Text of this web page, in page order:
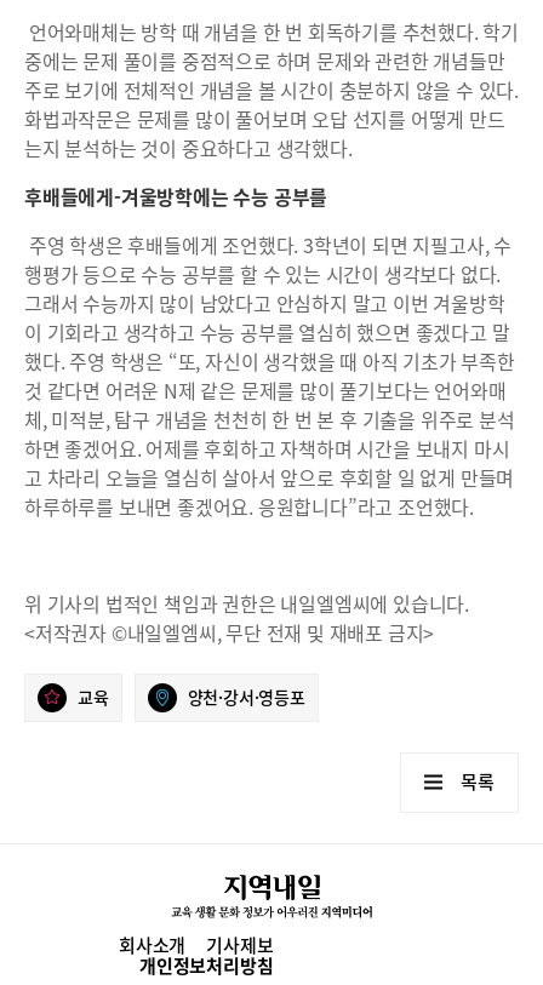
언어와매체는 방학 때 개념을 한 번 회독하기를 추천했다. 학기
중에는 문제 풀이를 중점적으로 하며 문제와 관련한 개념들만
주로 보기에 전체적인 개념을 볼 시간이 충분하지 않을 수 있다.
화법과작문은 문제를 많이 풀어보며 오답 선지를 어떻게 만드
는지 분석하는 것이 중요하다고 생각했다.
후배들에게-겨울방학에는 수능 공부를
주영 학생은 후배들에게 조언했다. 3학년이 되면 지필고사, 수
행평가 등으로 수능 공부를 할 수 있는 시간이 생각보다 없다.
그래서 수능까지 많이 남았다고 안심하지 말고 이번 겨울방학
이 기회라고 생각하고 수능 공부를 열심히 했으면 좋겠다고 말
했다. 주영 학생은 “또, 자신이 생각했을 때 아직 기초가 부족한
것 같다면 어려운 N제 같은 문제를 많이 풀기보다는 언어와매
체, 미적분, 탐구 개념을 천천히 한 번 본 후 기출을 위주로 분석
하면 좋겠어요. 어제를 후회하고 자책하며 시간을 보내지 마시
고 차라리 오늘을 열심히 살아서 앞으로 후회할 일 없게 만들며
하루하루를 보내면 좋겠어요. 응원합니다”라고 조언했다.
위 기사의 법적인 책임과 권한은 내일엘엠씨에 있습니다.
<저작권자 ©내일엘엠씨, 무단 전재 및 재배포 금지>
교육 양천·강서·영등포
목록
회사소개 기사제보
개인정보처리방침